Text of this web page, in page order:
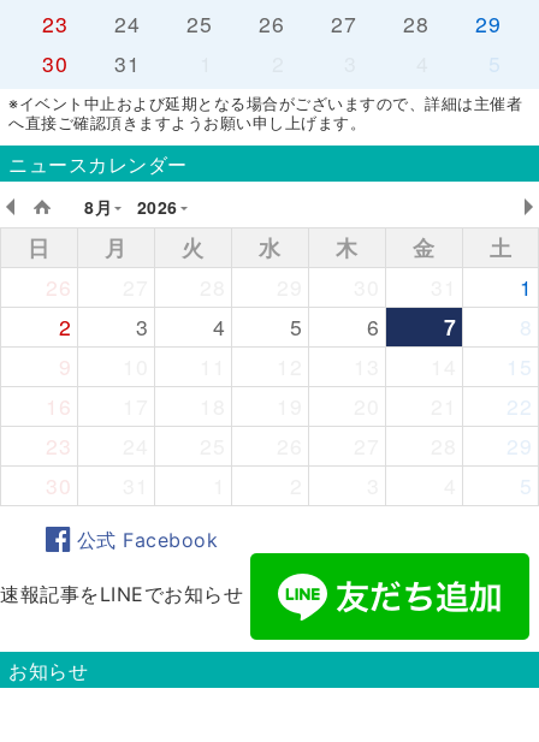
23
24 25 26 27 28
29
30
31 5
※イベント中止および延期となる場合がございますので、詳細は主催者
へ直接ご確認頂きますようお願い申し上げます。
ニュースカレンダー
8月
2026
日 月 火 水 木 金
土
26
1
2
3 4 5 6 7
8
9
15
16
22
23
29
30
5
公式 Facebook
速報記事をLINEでお知らせ
お知らせ